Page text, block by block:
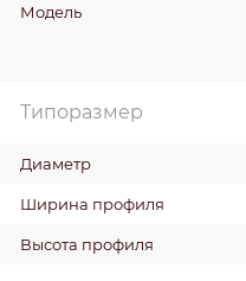
Модель
Типоразмер
Диаметр
Ширина профиля
Высота профиля